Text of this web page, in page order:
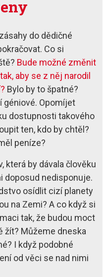
do dědičné
Co si
Bude možné změnit
aby se z něj narodil
Bylo by to špatné?
géniové. Opomíjet
dostupnosti takového
ten, kdo by chtěl?
peníze?
která by dávala člověku
doposud nedisponuje.
osídlit cizí planety
na Zemi? A co když si
tak, že budou moct
žít? Můžeme dneska
I když podobné
od věci se nad nimi